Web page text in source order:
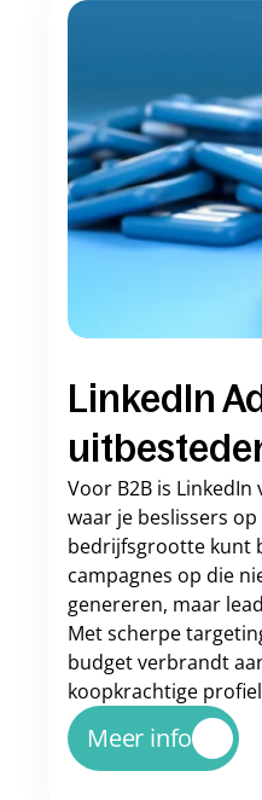
LinkedIn
Voor B2B is LinkedIn
waar je beslissers
bedrijfsgrootte kunt
campagnes op die
genereren, maar
Met scherpe
budget verbrandt
koopkrachtige
Meer info